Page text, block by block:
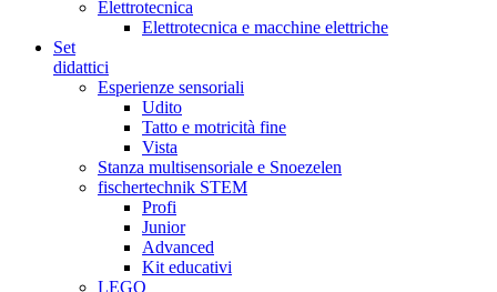
Elettrotecnica
Elettrotecnica e macchine elettriche
Set
didattici
Esperienze sensoriali
Udito
Tatto e motricità fine
Vista
Stanza multisensoriale e Snoezelen
fischertechnik STEM
Profi
Junior
Advanced
Kit educativi
LEGO